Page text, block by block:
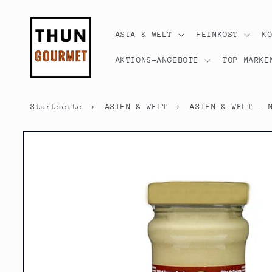
ASIA & WELT FEINKOST
AKTIONS-ANGEBOTE TOP
Startseite › ASIEN & WELT › ASIEN & WELT -